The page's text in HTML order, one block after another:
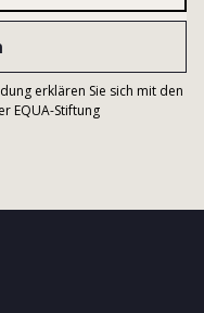
erklären Sie sich mit den
EQUA-Stiftung